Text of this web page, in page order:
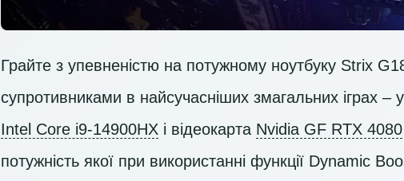
Грайте з упевненістю на потужному ноутбуку Strix
супротивниками в найсучасніших змагальних іграх
Intel Core i9-14900HX і відеокарта Nvidia GF RTX 4080
потужність якої при використанні функції Dynamic